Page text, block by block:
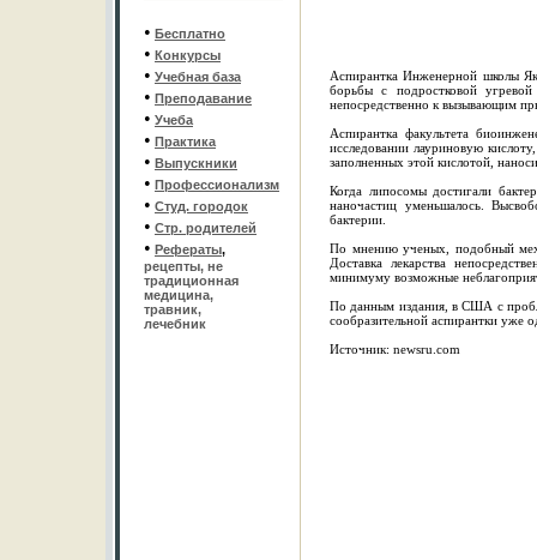
• Бесплатно
• Конкурсы
• Учебная база
• Преподавание
• Учеба
• Практика
• Выпускники
• Профессионализм
• Студ. городок
• Стр. родителей
• Рефераты,
рецепты, не
традиционная
медицина,
травник,
лечебник
Аспирантка Инженерной школы
борьбы с подростковой
непосредственно к вызывающим
Аспирантка факультета
исследовании лауриновую
заполненных этой кислотой,
Когда липосомы достигали
наночастиц уменьшалось.
бактерии.
По мнению ученых, подобный
Доставка лекарства
минимуму возможные
По данным издания, в США с
сообразительной аспирантки уже
Источник: newsru.com